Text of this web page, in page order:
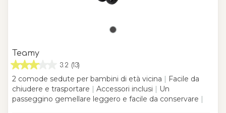
Teamy
3.2 (13)
2 comode sedute per bambini di età vicina | Facile da
chiudere e trasportare | Accessori inclusi | Un
passeggino gemellare leggero e facile da conservare |